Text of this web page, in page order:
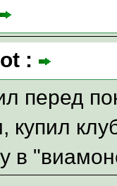
:
перед
купил
в